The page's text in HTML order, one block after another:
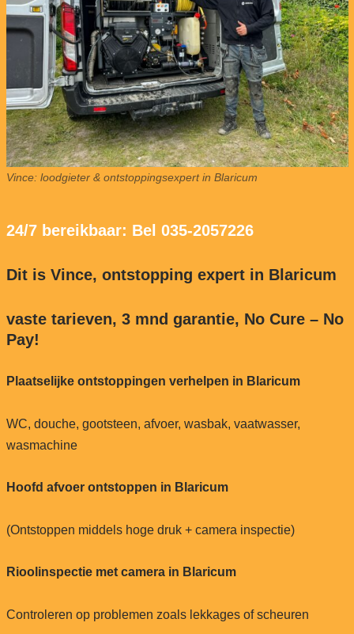
Vince: loodgieter & ontstoppingsexpert in Blaricum
24/7 bereikbaar: Bel 035-2057226
Dit is Vince, ontstopping expert in Blaricum
vaste tarieven, 3 mnd garantie, No Cure – No
Pay!
Plaatselijke ontstoppingen verhelpen in Blaricum
WC, douche, gootsteen, afvoer, wasbak, vaatwasser,
wasmachine
Hoofd afvoer ontstoppen in Blaricum
(Ontstoppen middels hoge druk + camera inspectie)
Rioolinspectie met camera in Blaricum
Controleren op problemen zoals lekkages of scheuren